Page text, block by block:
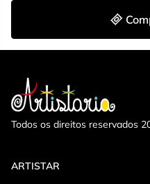
Quando será o show de
Opus?
Arena Opus, um dos
de Santa Catarina.
A abertura dos portões está
Todos os direitos reservados
ARTISTAR